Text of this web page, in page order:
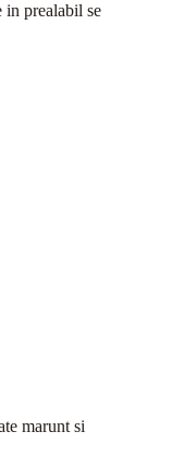
in prealabil se
marunt si